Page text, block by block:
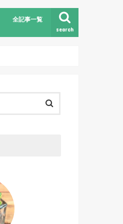
search
全記事一覧